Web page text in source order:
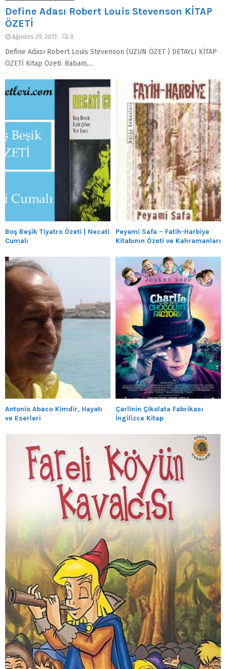
Define Adası Robert Louis Stevenson KİTAP
ÖZETİ
Ağustos 29, 2013 0
Define Adası Robert Louis Stevenson (UZUN ÖZET ) DETAYLI KİTAP
ÖZETİ Kitap Özeti: Babam,...
Boş Beşik Tiyatro Özeti | Necati
Cumalı
Peyami Safa – Fatih-Harbiye
Kitabının Özeti ve Kahramanları
Antonio Abaco Kimdir, Hayatı
ve Eserleri
Çarlinin Çikolata Fabrikası
İngilizce Kitap